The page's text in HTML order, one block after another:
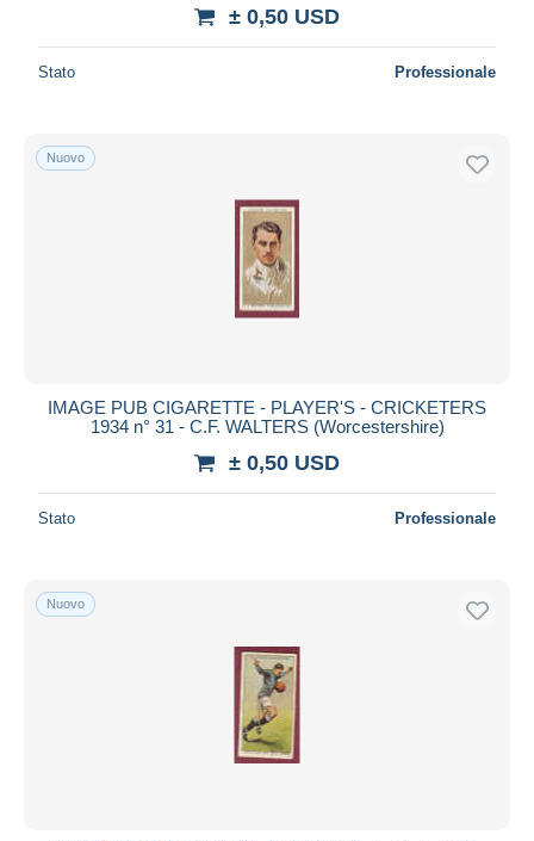
± 0,50 USD
Stato Professionale
Nuovo
IMAGE PUB CIGARETTE - PLAYER'S - CRICKETERS
1934 n° 31 - C.F. WALTERS (Worcestershire)
± 0,50 USD
Stato Professionale
Nuovo